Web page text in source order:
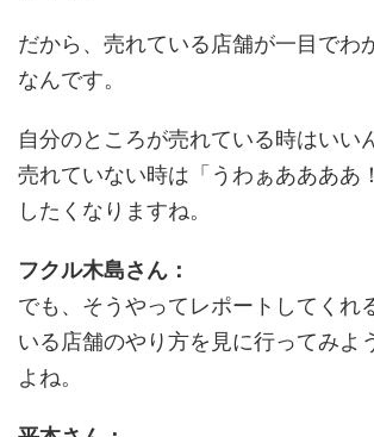
だから、売れている店舗が一目でわ
なんです。
自分のところが売れている時はいい
売れていない時は「うわぁああああ
したくなりますね。
フクル木島さん：
でも、そうやってレポートしてくれ
いる店舗のやり方を見に行ってみよ
よね。